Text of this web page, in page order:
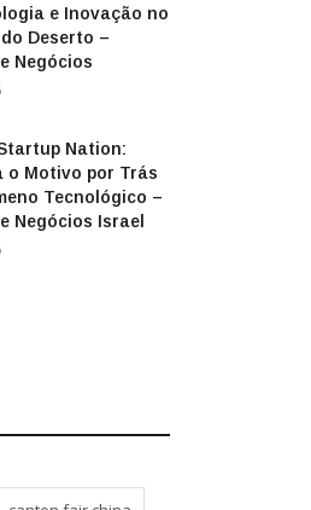
e Inovação no
Deserto –
Negócios
Nation:
o Motivo por Trás
Tecnológico –
Negócios Israel